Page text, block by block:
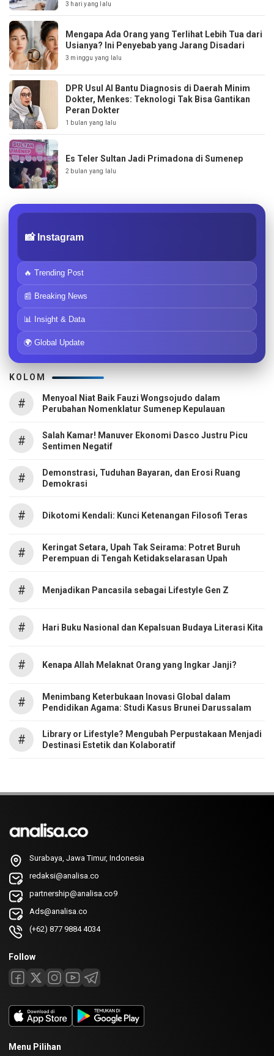
3 hari yang lalu
Mengapa Ada Orang yang Terlihat Lebih Tua dari
Usianya? Ini Penyebab yang Jarang Disadari
3 minggu yang lalu
DPR Usul AI Bantu Diagnosis di Daerah Minim
Dokter, Menkes: Teknologi Tak Bisa Gantikan
Peran Dokter
1 bulan yang lalu
Es Teler Sultan Jadi Primadona di Sumenep
2 bulan yang lalu
📸 Instagram
🔥 Trending Post
📰 Breaking News
📊 Insight & Data
🌍 Global Update
KOLOM
#
Menyoal Niat Baik Fauzi Wongsojudo dalam
Perubahan Nomenklatur Sumenep Kepulauan
#
Salah Kamar! Manuver Ekonomi Dasco Justru Picu
Sentimen Negatif
#
Demonstrasi, Tuduhan Bayaran, dan Erosi Ruang
Demokrasi
# Dikotomi Kendali: Kunci Ketenangan Filosofi Teras
#
Keringat Setara, Upah Tak Seirama: Potret Buruh
Perempuan di Tengah Ketidakselarasan Upah
# Menjadikan Pancasila sebagai Lifestyle Gen Z
# Hari Buku Nasional dan Kepalsuan Budaya Literasi Kita
# Kenapa Allah Melaknat Orang yang Ingkar Janji?
#
Menimbang Keterbukaan Inovasi Global dalam
Pendidikan Agama: Studi Kasus Brunei Darussalam
#
Library or Lifestyle? Mengubah Perpustakaan Menjadi
Destinasi Estetik dan Kolaboratif
Surabaya, Jawa Timur, Indonesia
redaksi@analisa.co
partnership@analisa.co9
Ads@analisa.co
(+62) 877 9884 4034
Follow
Menu Pilihan